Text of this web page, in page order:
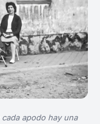
apodo hay una